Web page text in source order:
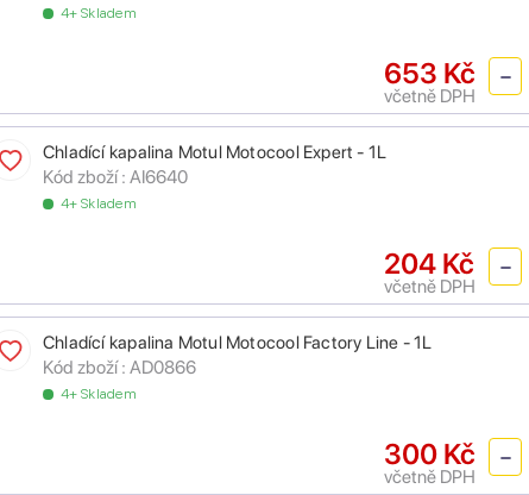
4+ Skladem
653 Kč
včetně DPH
Chladící kapalina Motul Motocool Expert - 1L
Kód zboží : AI6640
4+ Skladem
204 Kč
včetně DPH
Chladící kapalina Motul Motocool Factory Line - 1L
Kód zboží : AD0866
4+ Skladem
300 Kč
včetně DPH